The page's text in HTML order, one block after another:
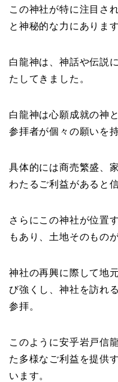
この神社が特に注目さ
と神秘的な力にあります
白龍神は、神話や伝説
たしてきました。
白龍神は心願成就の神
参拝者が個々の願いを
具体的には商売繁盛、
わたるご利益があると
さらにこの神社が位置
もあり、土地そのもの
神社の再興に際して地
び強くし、神社を訪れ
参拝。
このように安乎岩戸信
た多様なご利益を提供
います。